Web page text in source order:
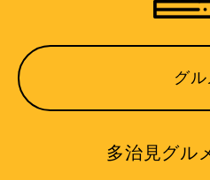
グル
多治見グル